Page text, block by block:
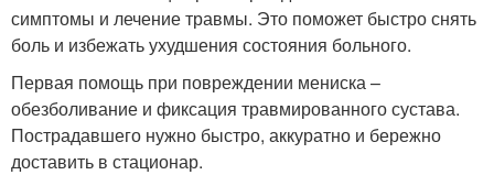
симптомы и лечение травмы. Это поможет быстро снять
боль и избежать ухудшения состояния больного.
Первая помощь при повреждении мениска –
обезболивание и фиксация травмированного сустава.
Пострадавшего нужно быстро, аккуратно и бережно
доставить в стационар.